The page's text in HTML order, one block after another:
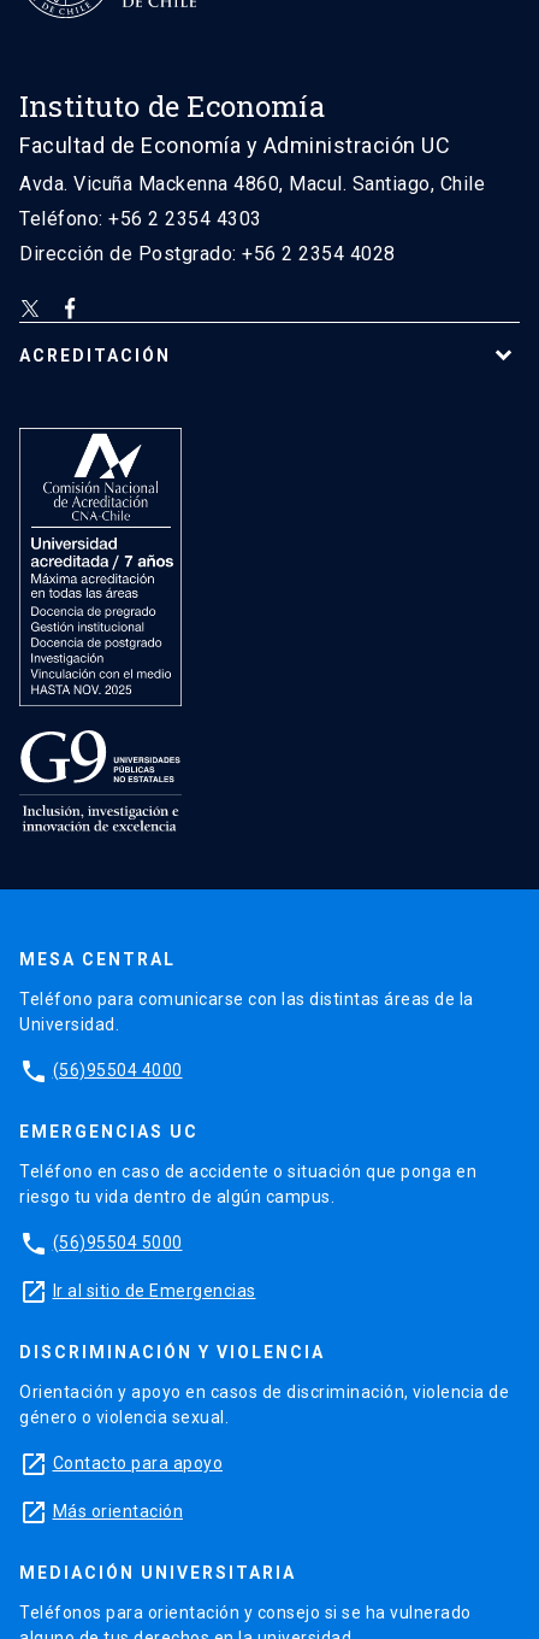
Instituto de Economía
Facultad de Economía y Administración UC
Avda. Vicuña Mackenna 4860, Macul. Santiago, Chile
Teléfono: +56 2 2354 4303
Dirección de Postgrado: +56 2 2354 4028
ACREDITACIÓN
MESA CENTRAL
Teléfono para comunicarse con las distintas áreas de la
Universidad.
phone (56)95504 4000
EMERGENCIAS UC
Teléfono en caso de accidente o situación que ponga en
riesgo tu vida dentro de algún campus.
phone (56)95504 5000
launch Ir al sitio de Emergencias
DISCRIMINACIÓN Y VIOLENCIA
Orientación y apoyo en casos de discriminación, violencia de
género o violencia sexual.
launch Contacto para apoyo
launch Más orientación
MEDIACIÓN UNIVERSITARIA
Teléfonos para orientación y consejo si se ha vulnerado